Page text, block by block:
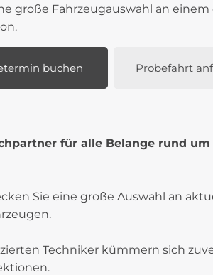
große Fahrzeugauswahl an
buchen Probefahrt
für alle Belange rund um
Sie eine große Auswahl an
Techniker kümmern sich